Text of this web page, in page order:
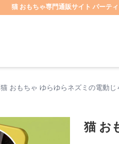
猫 おもちゃ専門通販サイト パーテ
猫 おもちゃ ゆらゆらネズミの電動じ
猫 お